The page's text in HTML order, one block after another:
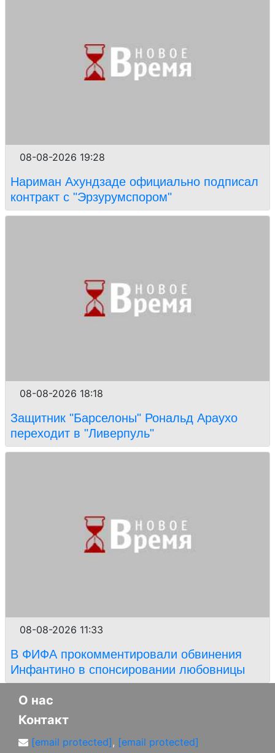
08-08-2026 19:28
Нариман Ахундзаде официально подписал
контракт с "Эрзурумспором"
08-08-2026 18:18
Защитник "Барселоны" Рональд Араухо
переходит в "Ливерпуль"
08-08-2026 11:33
В ФИФА прокомментировали обвинения
Инфантино в спонсировании любовницы
О нас
Контакт
[email protected], [email protected]